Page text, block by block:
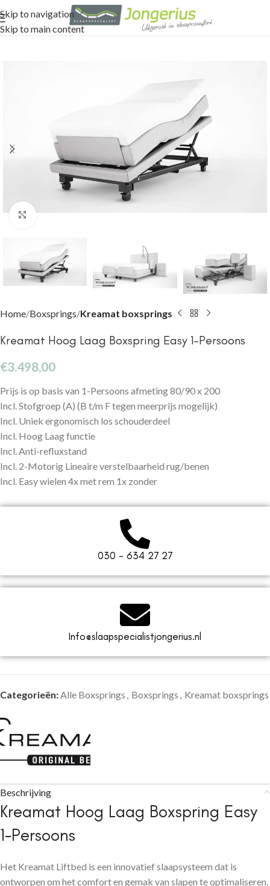
Skip to navigation
Skip to main content
Click to enlarge
Home Boxsprings Kreamat boxsprings
Kreamat Hoog Laag Boxspring Easy 1-Persoons
€3.498,00
Prijs is op basis van 1-Persoons afmeting 80/90 x 200
Incl. Stofgroep (A) (B t/m F tegen meerprijs mogelijk)
Incl. Uniek ergonomisch los schouderdeel
Incl. Hoog Laag functie
Incl. Anti-refluxstand
Incl. 2-Motorig Lineaire verstelbaarheid rug/benen
Incl. Easy wielen 4x met rem 1x zonder
030 - 634 27 27
Info@slaapspecialistjongerius.nl
Categorieën:Alle Boxsprings , Boxsprings , Kreamat boxsprings
Beschrijving
Kreamat Hoog Laag Boxspring Easy
1-Persoons
Het Kreamat Liftbed is een innovatief slaapsysteem dat is
ontworpen om het comfort en gemak van slapen te optimaliseren.